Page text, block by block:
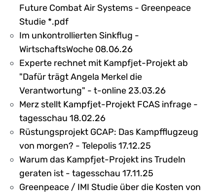
Future Combat Air Systems - Greenpeace
Studie *.pdf
Im unkontrollierten Sinkflug -
WirtschaftsWoche 08.06.26
Experte rechnet mit Kampfjet-Projekt ab
"Dafür trägt Angela Merkel die
Verantwortung" - t-online 23.03.26
Merz stellt Kampfjet-Projekt FCAS infrage -
tagesschau 18.02.26
Rüstungsprojekt GCAP: Das Kampfflugzeug
von morgen? - Telepolis 17.12.25
Warum das Kampfjet-Projekt ins Trudeln
geraten ist - tagesschau 17.11.25
Greenpeace / IMI Studie über die Kosten von